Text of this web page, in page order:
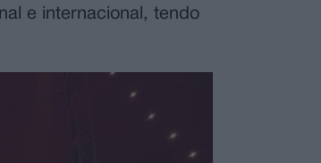
e internacional, tendo